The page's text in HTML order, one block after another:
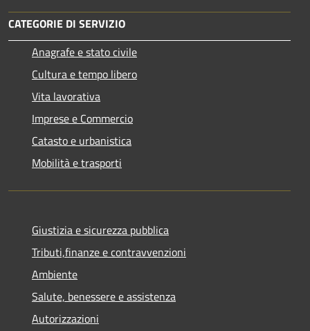
CATEGORIE DI SERVIZIO
Anagrafe e stato civile
Cultura e tempo libero
Vita lavorativa
Imprese e Commercio
Catasto e urbanistica
Mobilità e trasporti
Giustizia e sicurezza pubblica
Tributi,finanze e contravvenzioni
Ambiente
Salute, benessere e assistenza
Autorizzazioni